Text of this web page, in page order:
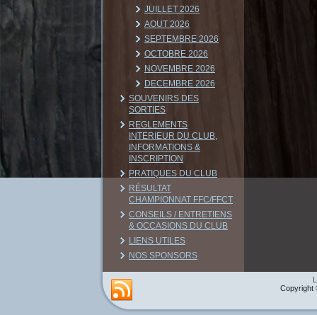
JUILLET 2026
AOUT 2026
SEPTEMBRE 2026
OCTOBRE 2026
NOVEMBRE 2026
DECEMBRE 2026
SOUVENIRS DES
SORTIES
REGLEMENTS
INTERIEUR DU CLUB,
INFORMATIONS &
INSCRIPTION
PRATIQUES DU CLUB
RÉSULTAT
CHAMPIONNAT FFC/FFCT
CONSEILS / ENTRETIENS
& OCCASIONS DU CLUB
LIENS UTILES
NOS SPONSORS
Copyright